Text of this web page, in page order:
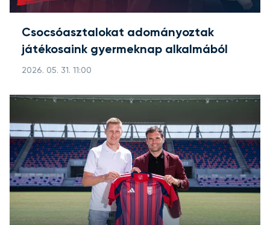
Csocsóasztalokat adományoztak
játékosaink gyermeknap alkalmából
2026. 05. 31. 11:00